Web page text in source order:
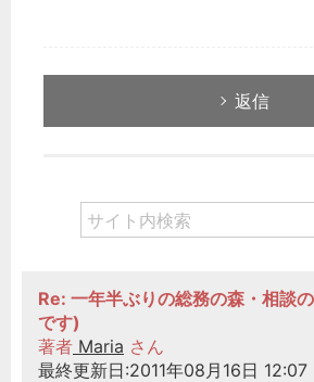
返信
Re: 一年半ぶりの総務の森・相談
です)
著者 Maria さん
最終更新日:2011年08月16日 12:07